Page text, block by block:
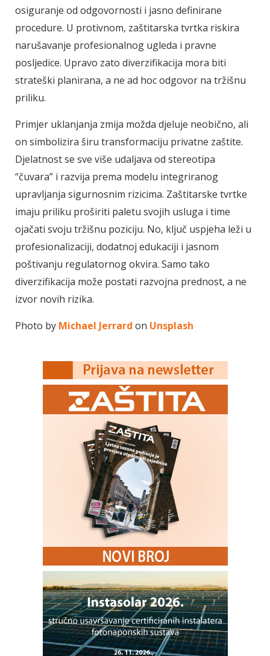
osiguranje od odgovornosti i jasno definirane
procedure. U protivnom, zaštitarska tvrtka riskira
narušavanje profesionalnog ugleda i pravne
posljedice. Upravo zato diverzifikacija mora biti
strateški planirana, a ne ad hoc odgovor na tržišnu
priliku.
Primjer uklanjanja zmija možda djeluje neobično, ali
on simbolizira širu transformaciju privatne zaštite.
Djelatnost se sve više udaljava od stereotipa
“čuvara” i razvija prema modelu integriranog
upravljanja sigurnosnim rizicima. Zaštitarske tvrtke
imaju priliku proširiti paletu svojih usluga i time
ojačati svoju tržišnu poziciju. No, ključ uspjeha leži u
profesionalizaciji, dodatnoj edukaciji i jasnom
poštivanju regulatornog okvira. Samo tako
diverzifikacija može postati razvojna prednost, a ne
izvor novih rizika.
Photo by Michael Jerrard on Unsplash